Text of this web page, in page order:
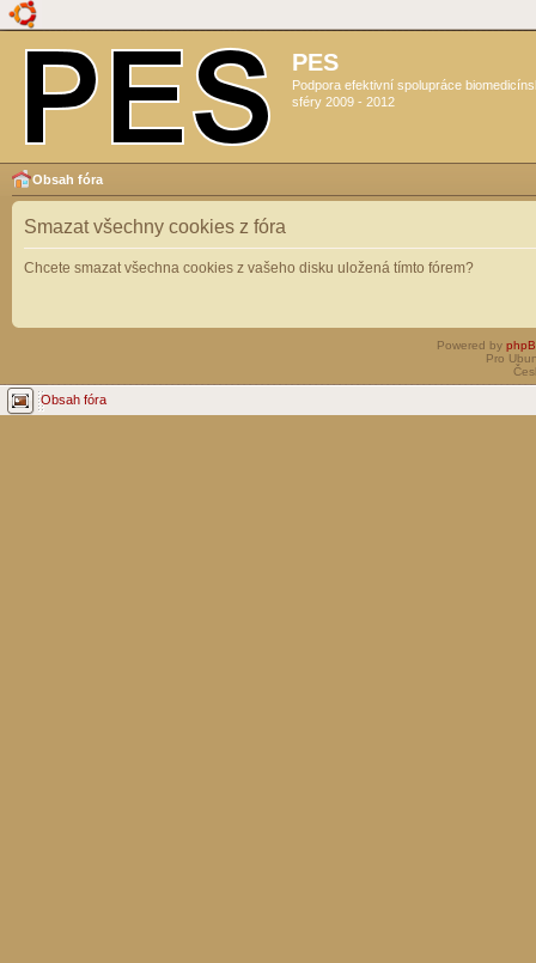
PES
Podpora efektivní spolupráce
sféry 2009 - 2012
Obsah fóra
Smazat všechny cookies z fóra
Chcete smazat všechna cookies z vašeho disku uložená tímto fórem?
Powered by
Pro
Obsah fóra